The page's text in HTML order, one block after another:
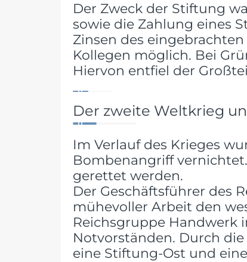
Der Zweck der Stiftung
sowie die Zahlung eines
Zinsen des
Kollegen möglich. Bei
Hiervon entfiel der
Der zweite Weltkrieg
Im Verlauf des Krieges
Bombenangriff
gerettet werden.
Der Geschäftsführer des
mühevoller Arbeit den
Reichsgruppe Handwerk
Notvorständen. Durch
eine Stiftung-Ost und